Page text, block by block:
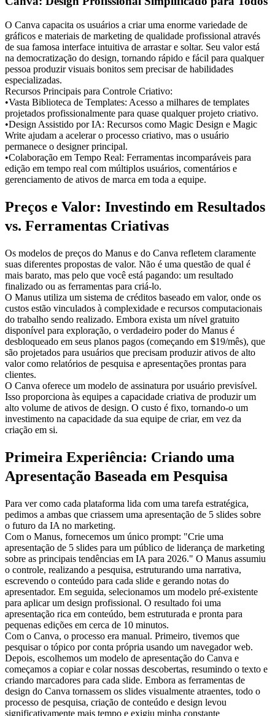
O Canva capacita os usuários a criar uma enorme variedade de
gráficos e materiais de marketing de qualidade profissional através
de sua famosa interface intuitiva de arrastar e soltar. Seu valor está
na democratização do design, tornando rápido e fácil para qualquer
pessoa produzir visuais bonitos sem precisar de habilidades
especializadas.
Recursos Principais para Controle Criativo:
•Vasta Biblioteca de Templates: Acesso a milhares de templates
projetados profissionalmente para quase qualquer projeto criativo.
•Design Assistido por IA: Recursos como Magic Design e Magic
Write ajudam a acelerar o processo criativo, mas o usuário
permanece o designer principal.
•Colaboração em Tempo Real: Ferramentas incomparáveis para
edição em tempo real com múltiplos usuários, comentários e
gerenciamento de ativos de marca em toda a equipe.
Preços e Valor: Investindo em Resultados
vs. Ferramentas Criativas
Os modelos de preços do Manus e do Canva refletem claramente
suas diferentes propostas de valor. Não é uma questão de qual é
mais barato, mas pelo que você está pagando: um resultado
finalizado ou as ferramentas para criá-lo.
O Manus utiliza um sistema de créditos baseado em valor, onde os
custos estão vinculados à complexidade e recursos computacionais
do trabalho sendo realizado. Embora exista um nível gratuito
disponível para exploração, o verdadeiro poder do Manus é
desbloqueado em seus planos pagos (começando em $19/mês), que
são projetados para usuários que precisam produzir ativos de alto
valor como relatórios de pesquisa e apresentações prontas para
clientes.
O Canva oferece um modelo de assinatura por usuário previsível.
Isso proporciona às equipes a capacidade criativa de produzir um
alto volume de ativos de design. O custo é fixo, tornando-o um
investimento na capacidade da sua equipe de criar, em vez da
criação em si.
Primeira Experiência: Criando uma
Apresentação Baseada em Pesquisa
Para ver como cada plataforma lida com uma tarefa estratégica,
pedimos a ambas que criassem uma apresentação de 5 slides sobre
o futuro da IA no marketing.
Com o Manus, fornecemos um único prompt: "Crie uma
apresentação de 5 slides para um público de liderança de marketing
sobre as principais tendências em IA para 2026." O Manus assumiu
o controle, realizando a pesquisa, estruturando uma narrativa,
escrevendo o conteúdo para cada slide e gerando notas do
apresentador. Em seguida, selecionamos um modelo pré-existente
para aplicar um design profissional. O resultado foi uma
apresentação rica em conteúdo, bem estruturada e pronta para
pequenas edições em cerca de 10 minutos.
Com o Canva, o processo era manual. Primeiro, tivemos que
pesquisar o tópico por conta própria usando um navegador web.
Depois, escolhemos um modelo de apresentação do Canva e
começamos a copiar e colar nossas descobertas, resumindo o texto e
criando marcadores para cada slide. Embora as ferramentas de
design do Canva tornassem os slides visualmente atraentes, todo o
processo de pesquisa, criação de conteúdo e design levou
significativamente mais tempo e exigiu minha constante